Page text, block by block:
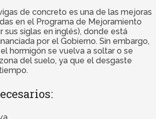
de concreto es una de las mejoras
en el Programa de Mejoramiento
sus siglas en inglés), donde está
por el Gobierno. Sin embargo,
hormigón se vuelva a soltar o se
del suelo, ya que el desgaste